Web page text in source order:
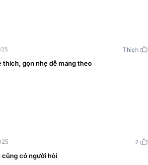
và tung ra sản phẩm mới chiều lòng người
đây đã cho ra mắt mẫu
3 đường tiếng sắc sảo, công suất 200W
sử dụng Chip DSP cho âm thanh mượt mà,
livestream, điều chỉnh thuận tiện qua app
này sẽ là chiếc loa làm chúng ta thay đổi
loa hát karaoke hay thì sẽ không nghe
Thích
thích, gọn nhẹ dễ mang theo
2
cũng có người hỏi